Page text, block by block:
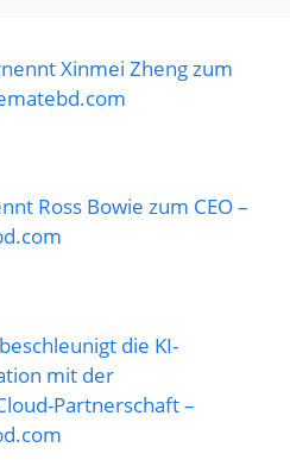
Xinmei Zheng zum
Ross Bowie zum CEO –
die KI-
mit der
Partnerschaft –